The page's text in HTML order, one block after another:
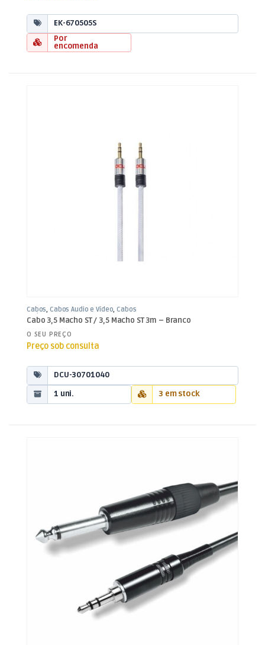
EK-670505S
Por
encomenda
Cabos ,Cabos Áudio e Vídeo ,Cabos
Jack 3,5mm
Cabo 3,5 Macho ST / 3,5 Macho ST 3m – Branco
O SEU PREÇO
Preço sob consulta
DCU-30701040
1 uni.
3 em stock